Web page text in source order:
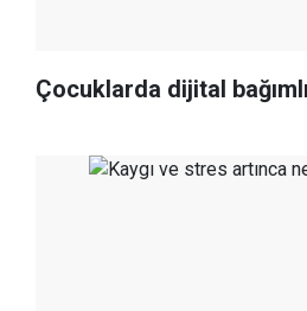
Çocuklarda dijital